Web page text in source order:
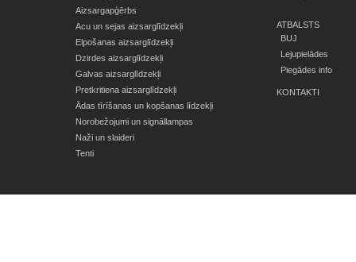
Aizsargapģērbs
Acu un sejas aizsarglīdzekļi
Elpošanas aizsarglīdzekļi
Dzirdes aizsarglīdzekļi
Galvas aizsarglīdzekļi
Pretkritiena aizsarglīdzekļi
Ādas tīrīšanas un kopšanas līdzekļi
Norobežojumi un signāllampas
Naži un slaideri
Tenti
ATBALSTS
BUJ
Lejupielādes
Piegādes info
KONTAKTI